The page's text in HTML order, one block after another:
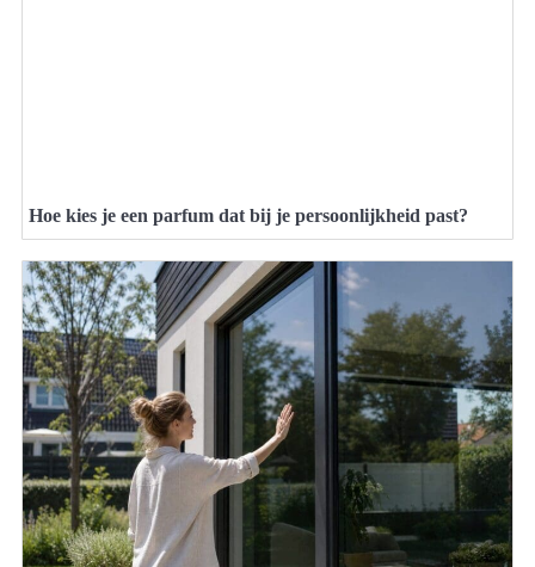
Hoe kies je een parfum dat bij je persoonlijkheid past?